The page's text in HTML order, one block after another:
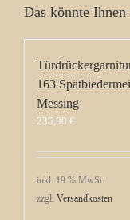
Das könnte
163
Messing
235,00 €
inkl. 19 % MwSt.
zzgl. Versandkosten